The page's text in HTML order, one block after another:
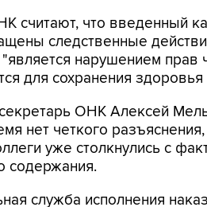
считают, что введенный
следственные
нарушением прав
для сохранения
ОНК Алексей
нет четкого
уже столкнулись с
содержания.
служба исполнения